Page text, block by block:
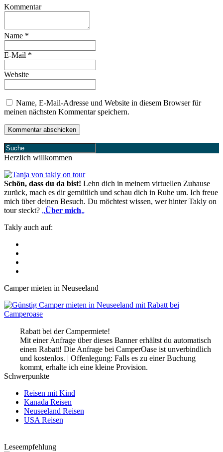
Kommentar
Name *
E-Mail *
Website
Name, E-Mail-Adresse und Website in diesem Browser für
meinen nächsten Kommentar speichern.
Herzlich willkommen
Schön, dass du da bist! Lehn dich in meinem virtuellen Zuhause
zurück, mach es dir gemütlich und schau dich in Ruhe um. Ich freue
mich über deinen Besuch. Du möchtest wissen, wer hinter Takly on
tour steckt? „Über mich„
Takly auch auf:
Camper mieten in Neuseeland
Rabatt bei der Campermiete!
Mit einer Anfrage über dieses Banner erhältst du automatisch
einen Rabatt! Die Anfrage bei CamperOase ist unverbindlich
und kostenlos. | Offenlegung: Falls es zu einer Buchung
kommt, erhalte ich eine kleine Provision.
Schwerpunkte
Reisen mit Kind
Kanada Reisen
Neuseeland Reisen
USA Reisen
Leseempfehlung